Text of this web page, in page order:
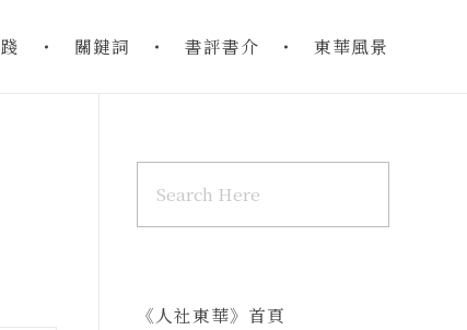
關鍵詞 書評書介 東華風景
《人社東華》首頁